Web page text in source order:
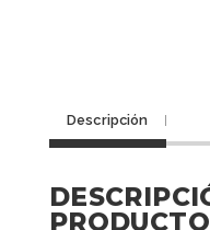
Descripción
PRODUCTO